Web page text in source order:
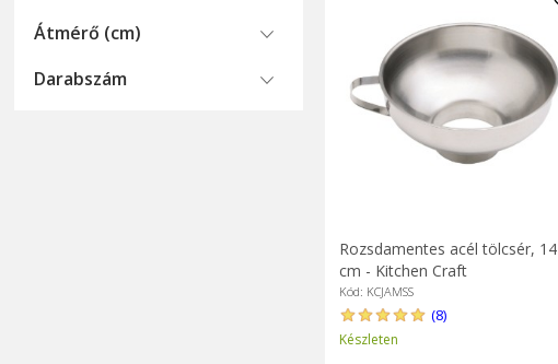
Átmérő (cm)
Darabszám
Rozsdamentes acél tölcsér, 14
cm - Kitchen Craft
Kód: KCJAMSS
(8)
Készleten